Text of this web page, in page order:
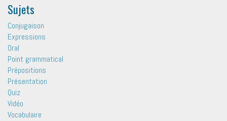
Sujets
Conjugaison
Expressions
Oral
Point grammatical
Prépositions
Présentation
Quiz
Vidéo
Vocabulaire